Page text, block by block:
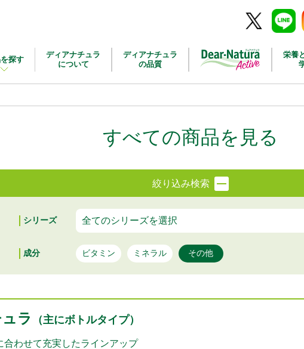
Twitter Line
探す
ディアナチュラ
について
ディアナチュラ
の品質
栄養
すべての商品を見る
絞り込み検索
シリーズ
成分 ビタミン ミネラル その他
ラ （主にボトルタイプ）
合わせて充実したラインアップ